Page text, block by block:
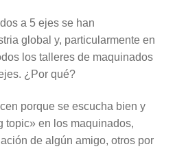
a 5 ejes se han
global y, particularmente en
los talleres de maquinados
¿Por qué?
porque se escucha bien y
topic» en los maquinados,
de algún amigo, otros por